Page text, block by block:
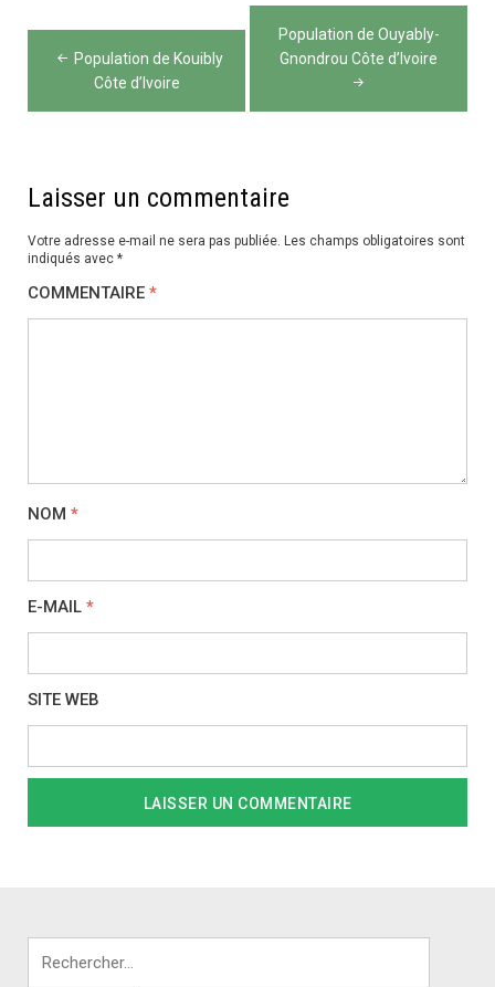
Navigation
de
l’article
Population de Kouibly
Côte d’Ivoire
Population de Ouyably-
Gnondrou Côte d’Ivoire
Laisser un commentaire
Votre adresse e-mail ne sera pas publiée. Les champs obligatoires sont
indiqués avec *
COMMENTAIRE *
NOM *
E-MAIL *
SITE WEB